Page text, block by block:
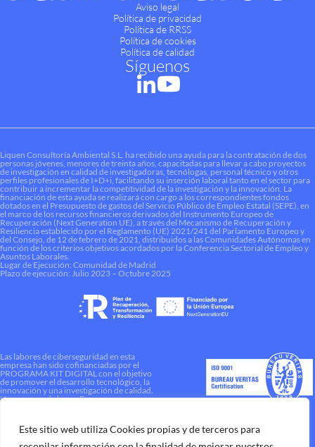
Este sitio web utiliza Cookies propias y de terceros para
Aviso legal
Política de privacidad
Política de RRSS
Política de cookies
Política de calidad
Síguenos
Liquen Consultoría Ambiental S.L. ha recibido una ayuda para la contratación de dos
personas jóvenes, menores de treinta años, capacitadas para llevar a cabo proyectos
de investigación en calidad de investigadoras, tecnólogas, personal técnico y otros
perfiles profesionales de I+D+i, facilitando su inserción laboral tanto en el sector para
contribuir a incrementar la competitividad de la investigación y la innovación. La
financiación de esta ayuda se realizará con cargo a los correspondientes fondos
dotados en el Presupuesto de gastos del Servicio Público de Empleo Estatal (SEPE), en
el marco de los recursos financieros derivados del Instrumento Europeo de
Recuperación (Next Generation UE), a través del Mecanismo de Recuperación y
Resiliencia establecido por el Reglamento (UE) 2021/241 del Parlamento Europeo y
del Consejo, de 12 de febrero de 2021, distribuidos a las Comunidades Autónomas en
función de los criterios objetivos acordados por la Conferencia Sectorial de Empleo y
Asuntos Laborales.
Lugar de Ejecución: Comunidad de Madrid
Plazo de ejecución: Julio 2023 – Octubre 2025
Las labores de ciberseguridad en esta
empresa han sido cofinanciadas por el
PROGRAMA KIT DIGITAL con el objetivo
de promover el desarrollo tecnológico, la
innovación y una investigación de calidad.
Una manera de hacer Europa